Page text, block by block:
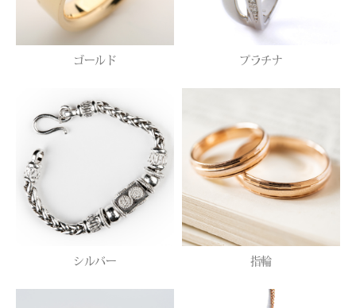
ゴールド プラチナ
シルバー 指輪